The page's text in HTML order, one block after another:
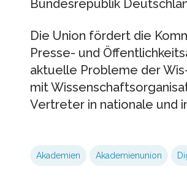
Bundesrepublik
Die Union fördert die
Presse- und
aktuelle Probleme der
mit
Vertreter in nationale und
Akademien Akademienunion